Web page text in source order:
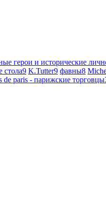
герои и исторические
стола9 K.Tutter9 фавны8
de paris - парижские торговцы